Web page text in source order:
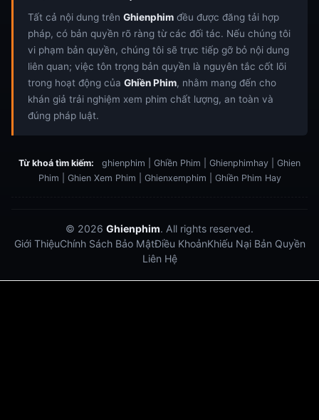
Tất cả nội dung trên Ghienphim đều được đăng tải hợp
pháp, có bản quyền rõ ràng từ các đối tác. Nếu chúng tôi
vi phạm bản quyền, chúng tôi sẽ trực tiếp gỡ bỏ nội dung
liên quan; việc tôn trọng bản quyền là nguyên tắc cốt lõi
trong hoạt động của Ghiền Phim, nhằm mang đến cho
khán giả trải nghiệm xem phim chất lượng, an toàn và
đúng pháp luật.
Từ khoá tìm kiếm:
ghienphim | Ghiền Phim | Ghienphimhay | Ghien
Phim | Ghien Xem Phim | Ghienxemphim | Ghiền Phim Hay
© 2026 Ghienphim. All rights reserved.
Giới ThiệuChính Sách Bảo MậtĐiều KhoảnKhiếu Nại Bản Quyền
Liên Hệ